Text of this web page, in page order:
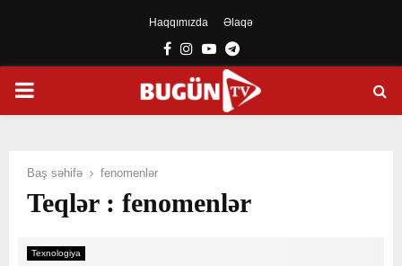
Haqqımızda Əlaqə
Facebook
Instagram
YoutubeTelegram
PRIMARY
Baş səhifə fenomenlər
Teqlər : fenomenlər
Texnologiya